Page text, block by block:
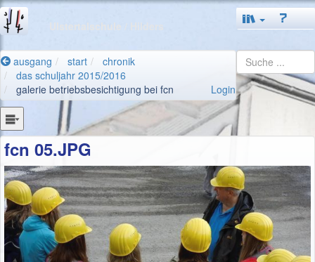
ausgang start
chronik
das schuljahr 2015/2016
galerie betriebsbesichtigung bei fcn
Login
fcn 05.JPG